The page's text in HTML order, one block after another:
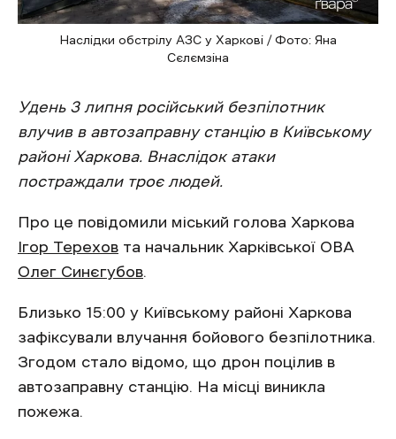
Наслідки обстрілу АЗС у Харкові / Фото: Яна
Сєлємзіна
Удень 3 липня російський безпілотник
влучив в автозаправну станцію в Київському
районі Харкова. Внаслідок атаки
постраждали троє людей.
Про це повідомили міський голова Харкова
Ігор Терехов та начальник Харківської ОВА
Олег Синєгубов.
Близько 15:00 у Київському районі Харкова
зафіксували влучання бойового безпілотника.
Згодом стало відомо, що дрон поцілив в
автозаправну станцію. На місці виникла
пожежа.